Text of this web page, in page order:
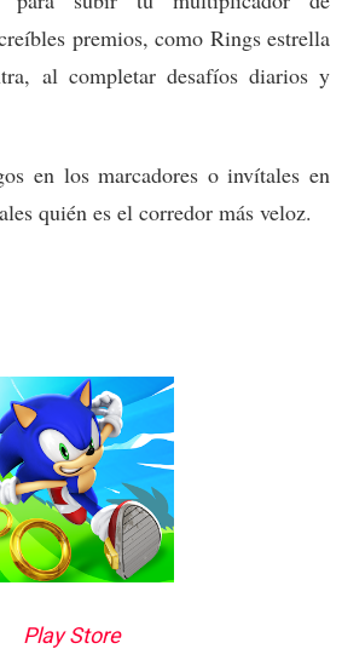
premios, como Rings estrella
al completar desafíos diarios y
en los marcadores o invítales en
quién es el corredor más veloz.
Play Store